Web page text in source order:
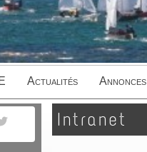
Actualités Annonces
Intranet